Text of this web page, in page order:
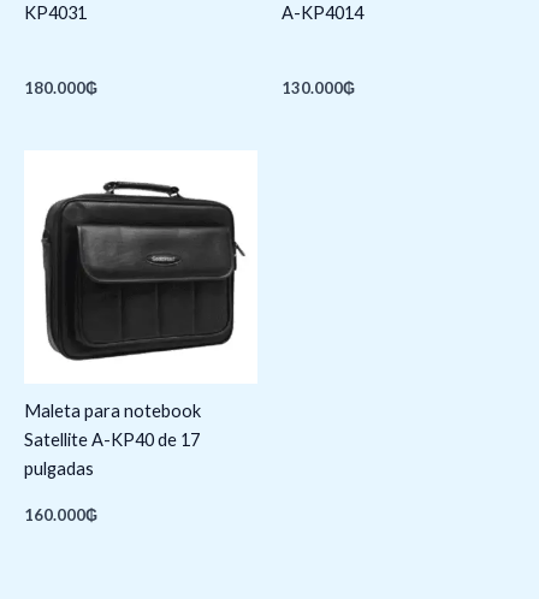
KP4031
180.000₲
A-KP4014
130.000₲
Maleta para notebook
Satellite A-KP40 de 17
pulgadas
160.000₲